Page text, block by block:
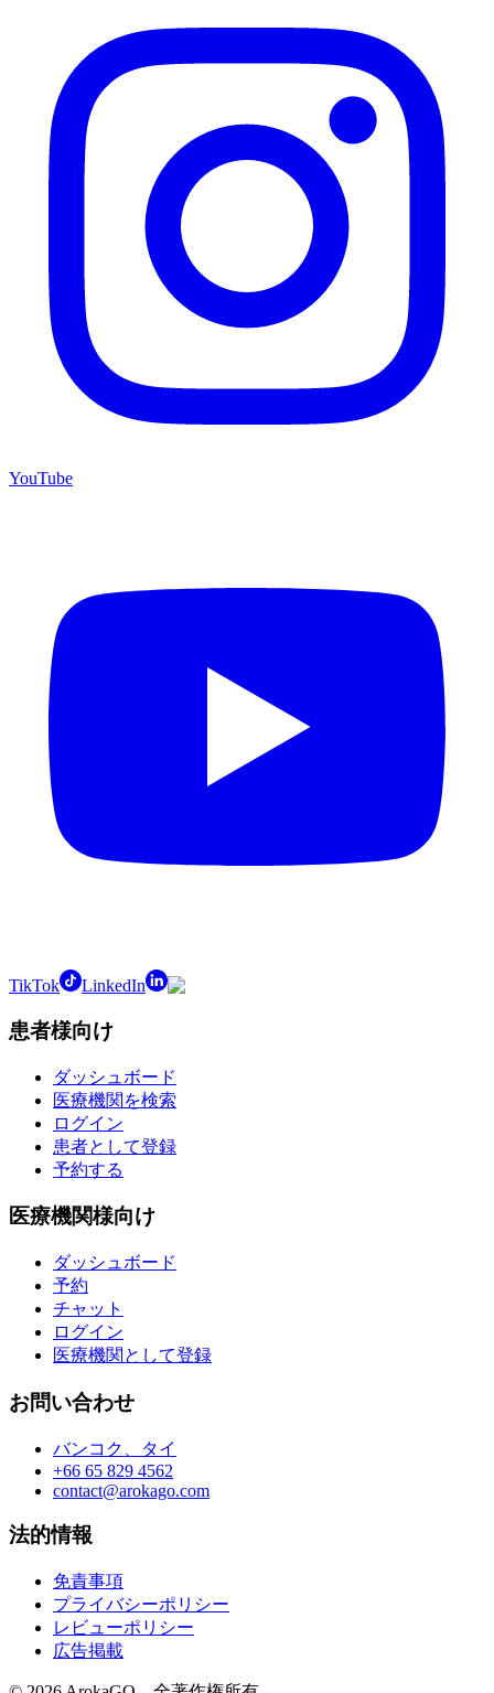
YouTube
TikTok LinkedIn
患者様向け
ダッシュボード
医療機関を検索
ログイン
患者として登録
予約する
医療機関様向け
ダッシュボード
予約
チャット
ログイン
医療機関として登録
お問い合わせ
バンコク、タイ
+66 65 829 4562
contact@arokago.com
法的情報
免責事項
プライバシーポリシー
レビューポリシー
広告掲載